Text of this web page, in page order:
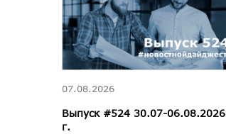
07.08.2026
Выпуск #524 30.07-06.08.2026
г.